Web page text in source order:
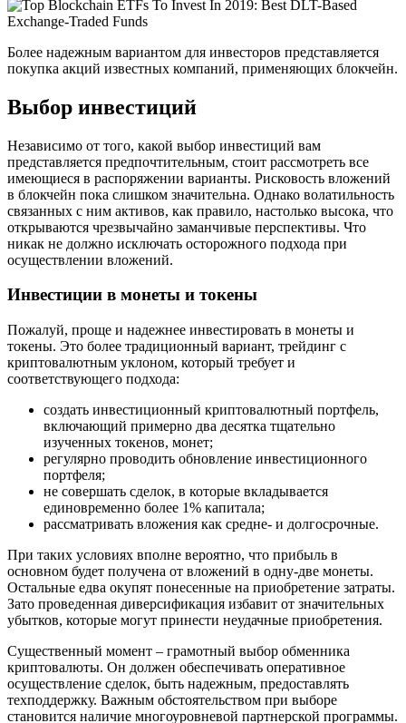
Более надежным вариантом для инвесторов представляется
покупка акций известных компаний, применяющих блокчейн.
Выбор инвестиций
Независимо от того, какой выбор инвестиций вам
представляется предпочтительным, стоит рассмотреть все
имеющиеся в распоряжении варианты. Рисковость вложений
в блокчейн пока слишком значительна. Однако волатильность
связанных с ним активов, как правило, настолько высока, что
открываются чрезвычайно заманчивые перспективы. Что
никак не должно исключать осторожного подхода при
осуществлении вложений.
Инвестиции в монеты и токены
Пожалуй, проще и надежнее инвестировать в монеты и
токены. Это более традиционный вариант, трейдинг с
криптовалютным уклоном, который требует и
соответствующего подхода:
создать инвестиционный криптовалютный портфель,
включающий примерно два десятка тщательно
изученных токенов, монет;
регулярно проводить обновление инвестиционного
портфеля;
не совершать сделок, в которые вкладывается
единовременно более 1% капитала;
рассматривать вложения как средне- и долгосрочные.
При таких условиях вполне вероятно, что прибыль в
основном будет получена от вложений в одну-две монеты.
Остальные едва окупят понесенные на приобретение затраты.
Зато проведенная диверсификация избавит от значительных
убытков, которые могут принести неудачные приобретения.
Существенный момент – грамотный выбор обменника
криптовалюты. Он должен обеспечивать оперативное
осуществление сделок, быть надежным, предоставлять
техподдержку. Важным обстоятельством при выборе
становится наличие многоуровневой партнерской программы.